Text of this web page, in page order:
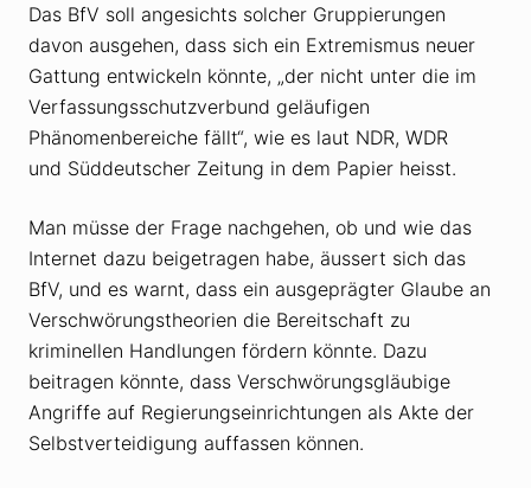
Das BfV soll angesichts solcher Gruppierungen
davon ausgehen, dass sich ein Extremismus neuer
Gattung entwickeln könnte, „der nicht unter die im
Verfassungsschutzverbund geläufigen
Phänomenbereiche fällt“, wie es laut NDR, WDR
und Süddeutscher Zeitung in dem Papier heisst.
Man müsse der Frage nachgehen, ob und wie das
Internet dazu beigetragen habe, äussert sich das
BfV, und es warnt, dass ein ausgeprägter Glaube an
Verschwörungstheorien die Bereitschaft zu
kriminellen Handlungen fördern könnte. Dazu
beitragen könnte, dass Verschwörungsgläubige
Angriffe auf Regierungseinrichtungen als Akte der
Selbstverteidigung auffassen können.